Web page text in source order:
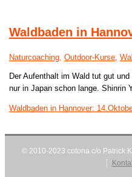
Waldbaden in
Naturcoaching, Outdoor-Kurse,
Der Aufenthalt im Wald tut gut
nur in Japan schon lange.
Waldbaden in Hannover:
© 2010-2023 cotona c/o Patrick